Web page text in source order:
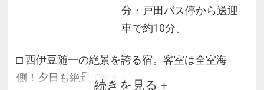
分・戸田バス停から送迎
車で約10分。
□ 西伊豆随一の絶景を誇る宿。客室は全室海
側！夕日も絶景です+＋
続きを見る